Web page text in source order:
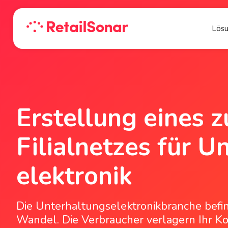
Erstellung eines
Filialnetzes für
elektronik
Die Unterhaltungselektronikbranche
Wandel. Die Verbraucher verlagern Ihr